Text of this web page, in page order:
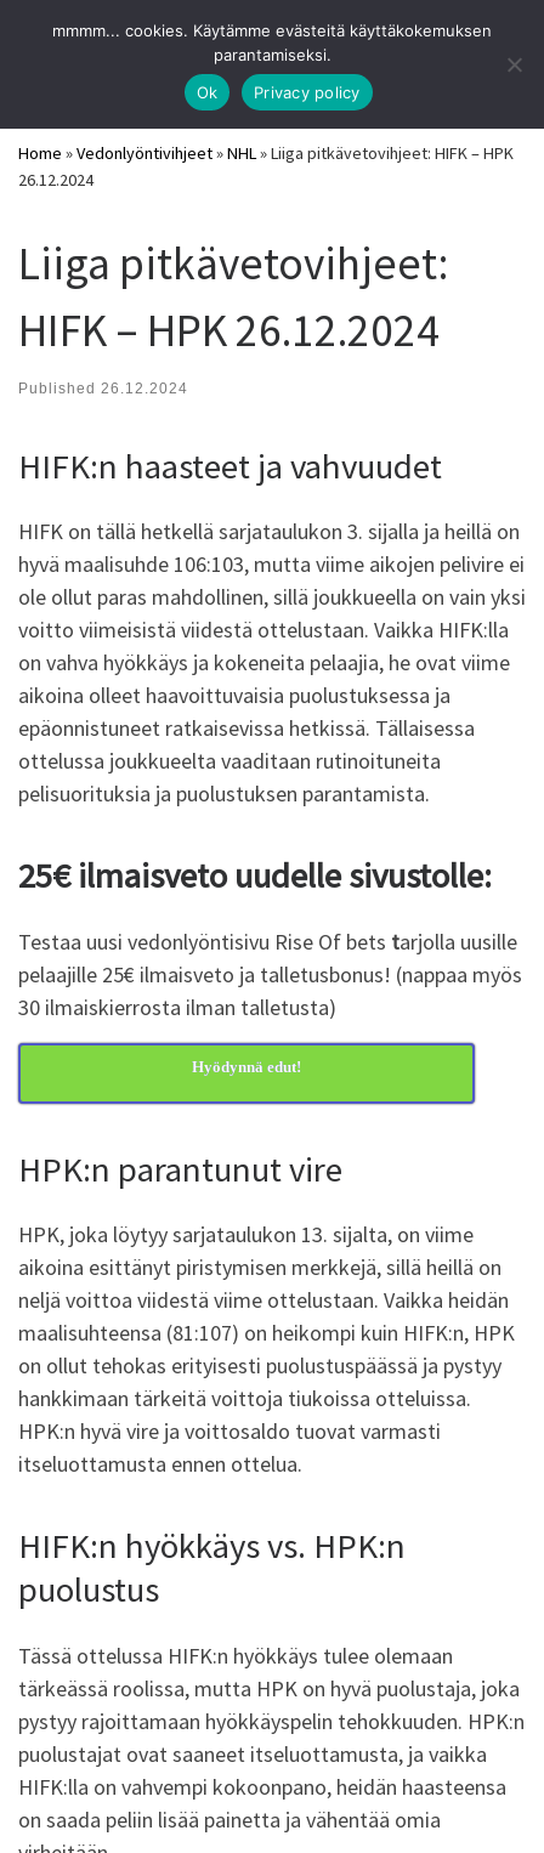
Skip to content
URHEILUVIIHDE
Parhaat pitkävetovihjeet ja vedonlyöntisivut 2026
Search
Home »Vedonlyöntivihjeet»NHL»Liiga pitkävetovihjeet: HIFK – HPK
26.12.2024
Liiga pitkävetovihjeet:
HIFK – HPK 26.12.2024
Published 26.12.2024
HIFK:n haasteet ja vahvuudet
HIFK on tällä hetkellä sarjataulukon 3. sijalla ja heillä on
hyvä maalisuhde 106:103, mutta viime aikojen pelivire ei
ole ollut paras mahdollinen, sillä joukkueella on vain yksi
voitto viimeisistä viidestä ottelustaan. Vaikka HIFK:lla
on vahva hyökkäys ja kokeneita pelaajia, he ovat viime
aikoina olleet haavoittuvaisia puolustuksessa ja
epäonnistuneet ratkaisevissa hetkissä. Tällaisessa
ottelussa joukkueelta vaaditaan rutinoituneita
pelisuorituksia ja puolustuksen parantamista.
25€ ilmaisveto uudelle sivustolle:
Testaa uusi vedonlyöntisivu Rise Of bets tarjolla uusille
pelaajille 25€ ilmaisveto ja talletusbonus! (nappaa myös
30 ilmaiskierrosta ilman talletusta)
Hyödynnä edut!
HPK:n parantunut vire
HPK, joka löytyy sarjataulukon 13. sijalta, on viime
aikoina esittänyt piristymisen merkkejä, sillä heillä on
neljä voittoa viidestä viime ottelustaan. Vaikka heidän
maalisuhteensa (81:107) on heikompi kuin HIFK:n, HPK
on ollut tehokas erityisesti puolustuspäässä ja pystyy
hankkimaan tärkeitä voittoja tiukoissa otteluissa.
HPK:n hyvä vire ja voittosaldo tuovat varmasti
itseluottamusta ennen ottelua.
HIFK:n hyökkäys vs. HPK:n
puolustus
Tässä ottelussa HIFK:n hyökkäys tulee olemaan
tärkeässä roolissa, mutta HPK on hyvä puolustaja, joka
pystyy rajoittamaan hyökkäyspelin tehokkuuden. HPK:n
puolustajat ovat saaneet itseluottamusta, ja vaikka
HIFK:lla on vahvempi kokoonpano, heidän haasteensa
on saada peliin lisää painetta ja vähentää omia
mmmm... cookies. Käytämme evästeitä käyttäkokemuksen
parantamiseksi.
Ok
Privacy policy